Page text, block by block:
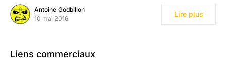
Antoine Godbillon
10 mai 2016
Lire plus
Liens commerciaux